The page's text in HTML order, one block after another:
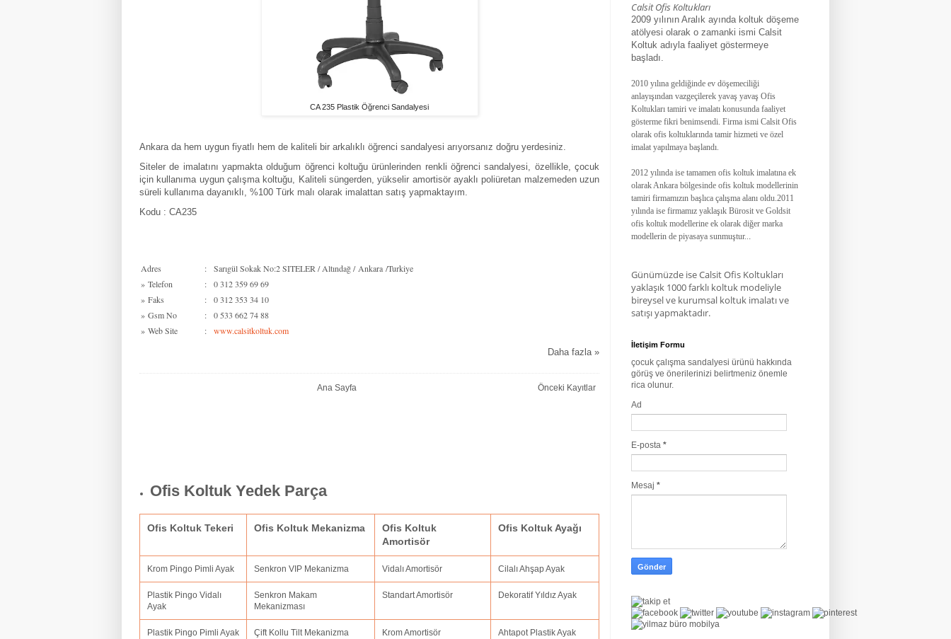
CA 235 Plastik Öğrenci Sandalyesi
Ankara da hem uygun fiyatlı hem de kaliteli bir arkalıklı öğrenci sandalyesi arıyorsanız doğru yerdesiniz.
Siteler de imalatını yapmakta olduğum öğrenci koltuğu ürünlerinden renkli öğrenci sandalyesi, özellikle, çocuk
için kullanıma uygun çalışma koltuğu, Kaliteli süngerden, yükselir amortisör ayaklı poliüretan malzemeden uzun
süreli kullanıma dayanıklı, %100 Türk malı olarak imalattan satış yapmaktayım.
Kodu : CA235
Adres :
Sarıgül Sokak No:2 SITELER / Altındağ / Ankara /Turkiye
» Telefon :
0 312 359 69 69
» Faks :
0 312 353 34 10
» Gsm No :
0 533 662 74 88
» Web Site : www.calsitkoltuk.com
Daha fazla »
Önceki Kayıtlar
Ana Sayfa
Ofis Koltuk Yedek Parça
Ofis Koltuk Tekeri Ofis Koltuk Mekanizma
Ofis Koltuk
Amortisör
Ofis Koltuk Ayağı
Krom Pingo Pimli Ayak Senkron VIP Mekanizma Vidalı Amortisör Cilalı Ahşap Ayak
Plastik Pingo Vidalı
Ayak
Senkron Makam
Mekanizması
Standart Amortisör Dekoratif Yıldız Ayak
Plastik Pingo Pimli Ayak Çift Kollu Tilt Mekanizma Krom Amortisör Ahtapot Plastik Ayak
Calsit Ofis Koltukları
2009 yılının Aralık ayında koltuk döşeme
atölyesi olarak o zamanki ismi Calsit
Koltuk adıyla faaliyet göstermeye
başladı.
2010 yılına geldiğinde ev döşemeciliği
anlayışından vazgeçilerek yavaş yavaş Ofis
Koltukları tamiri ve imalatı konusunda faaliyet
gösterme fikri benimsendi. Firma ismi Calsit Ofis
olarak ofis koltuklarında tamir hizmeti ve özel
imalat yapılmaya başlandı.
2012 yılında ise tamamen ofis koltuk imalatına ek
olarak Ankara bölgesinde ofis koltuk modellerinin
tamiri firmamızın başlıca çalışma alanı oldu.2011
yılında ise firmamız yaklaşık Bürosit ve Goldsit
ofis koltuk modellerine ek olarak diğer marka
modellerin de piyasaya sunmuştur...
Günümüzde ise Calsit Ofis Koltukları
yaklaşık 1000 farklı koltuk modeliyle
bireysel ve kurumsal koltuk imalatı ve
satışı yapmaktadır.
İletişim Formu
çocuk çalışma sandalyesi ürünü hakkında
görüş ve önerilerinizi belirtmeniz önemle
rica olunur.
Ad
E-posta *
Mesaj *